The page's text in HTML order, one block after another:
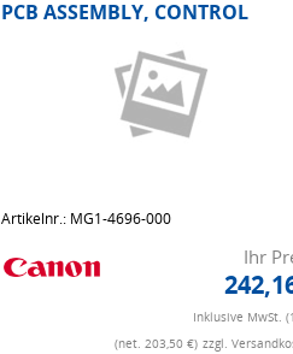
PCB ASSEMBLY, CONTROL
Artikelnr.: MG1-4696-000
Ihr
Inklusive MwSt.
(net. 203,50 €) zzgl.